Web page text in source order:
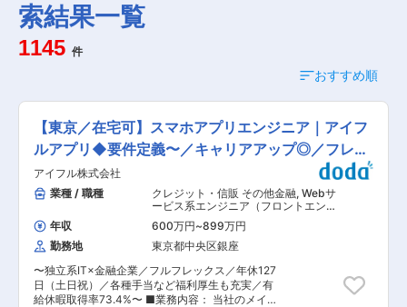
索結果一覧
1145 件
おすすめ順
【東京／在宅可】スマホアプリエンジニア｜アイフ
ルアプリ◆要件定義〜／キャリアアップ◎／フレッ
クス
アイフル株式会社
業種 / 職種
クレジット・信販 その他金融, Webサ
ービス系エンジニア（フロントエン
ド・サーバーサイド・フルスタック）
スマホアプリ・ネイティブアプリ系エ
ンジニア
年収 600万円~899万円
勤務地
東京都中央区銀座
〜独立系IT×金融企業／フルフレックス／年休127
日（土日祝）／各種手当など福利厚生も充実／有
給休暇取得率73.4%〜 ■業務内容： 当社のメイ